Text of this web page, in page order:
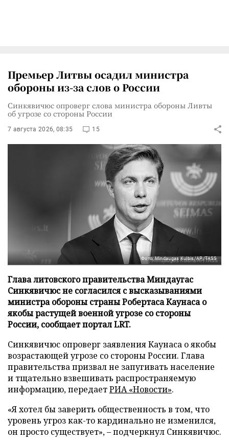
Премьер Литвы осадил министра
обороны из-за слов о России
Синкявичюс опроверг слова министра обороны Ливты
об угрозе со стороны России
7 августа 2026, 08:35 15
Фото: Mindaugas Kulbis/AP/TASS
Глава литовского правительства Миндаугас
Синкявичюс не согласился с высказываниями
министра обороны страны Робертаса Каунаса о
якобы растущей военной угрозе со стороны
России, сообщает портал LRT.
Синкявичюс опроверг заявления Каунаса о якобы
возрастающей угрозе со стороны России. Глава
правительства призвал не запугивать население
и тщательно взвешивать распространяемую
информацию, передаетРИА «Новости».
«Я хотел бы заверить общественность в том, что
уровень угроз как-то кардинально не изменился,
он просто существует», – подчеркнул Синкявичюс.